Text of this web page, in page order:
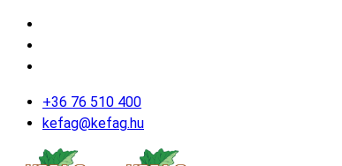
+36 76 510 400
kefag@kefag.hu